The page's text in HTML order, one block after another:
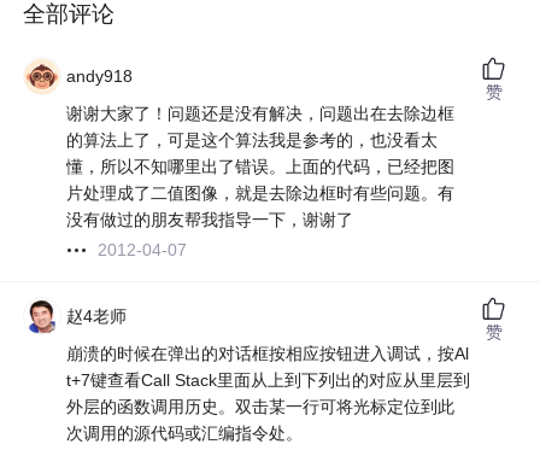
全部评论
andy918
谢谢大家了！问题还是没有解决，问题出在去除边框
的算法上了，可是这个算法我是参考的，也没看太
懂，所以不知哪里出了错误。上面的代码，已经把图
片处理成了二值图像，就是去除边框时有些问题。有
没有做过的朋友帮我指导一下，谢谢了
2012-04-07
赞
赵4老师
崩溃的时候在弹出的对话框按相应按钮进入调试，按Al
t+7键查看Call Stack里面从上到下列出的对应从里层到
外层的函数调用历史。双击某一行可将光标定位到此
次调用的源代码或汇编指令处。
赞